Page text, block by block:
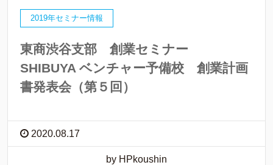
2019年セミナー情報
東商渋谷支部 創業セミナー
SHIBUYA ベンチャー予備校 創業計画
書発表会（第５回）
2020.08.17
by HPkoushin